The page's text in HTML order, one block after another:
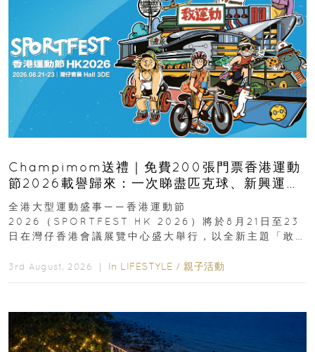
Champimom送禮｜免費200張門票香港運動
節2026載譽歸來：一次睇盡匹克球、新興運
動、街舞比賽＋逾百運動品牌展覽
全港大型運動盛事——香港運動節
2026（SPORTFEST HK 2026）將於8月21日至23
日在灣仔香港會議展覽中心盛大舉行，以全新主題「敢
3rd August, 2026 ｜ In LIFESTYLE / 親子活動